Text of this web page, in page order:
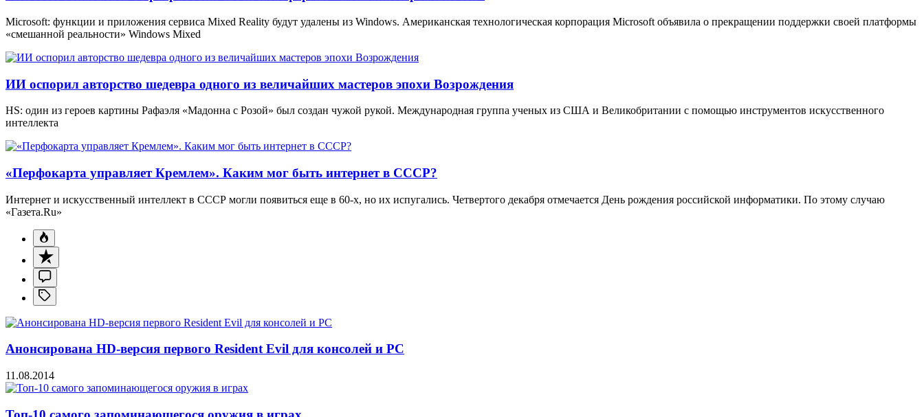
Microsoft: функции и приложения сервиса Mixed Reality будут удалены из Windows. Американская технологическая корпорация Microsoft объявила о прекращении поддержки своей платформы
«смешанной реальности» Windows Mixed
ИИ оспорил авторство шедевра одного из величайших мастеров эпохи Возрождения
HS: один из героев картины Рафаэля «Мадонна с Розой» был создан чужой рукой. Международная группа ученых из США и Великобритании с помощью инструментов искусственного
интеллекта
«Перфокарта управляет Кремлем». Каким мог быть интернет в СССР?
Интернет и искусственный интеллект в СССР могли появиться еще в 60-х, но их испугались. Четвертого декабря отмечается День рождения российской информатики. По этому случаю
«Газета.Ru»
Анонсирована HD-версия первого Resident Evil для консолей и PC
11.08.2014